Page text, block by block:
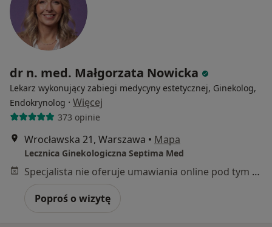
dr n. med. Małgorzata Nowicka
Lekarz wykonujący zabiegi medycyny estetycznej, Ginekolog,
Endokrynolog · Więcej
373 opinie
Wrocławska 21, Warszawa • Mapa
Lecznica Ginekologiczna Septima Med
Specjalista nie oferuje umawiania online pod tym adresem.
Poproś o wizytę